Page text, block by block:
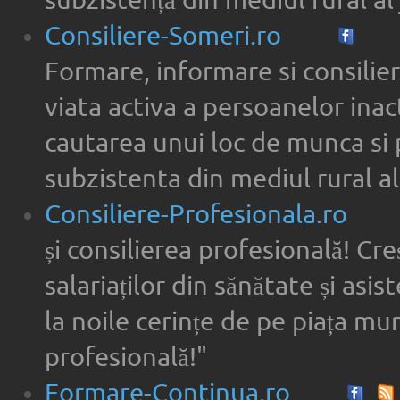
Consiliere-Someri.ro
Formare, informare si
viata activa a persoanelor
cautarea unui loc de munca
subzistenta din mediul rural
Consiliere-Profesionala.ro
și consilierea profesională!
salariaților din sănătate și
la noile cerințe de pe piața
profesională!"
Formare-Continua.ro